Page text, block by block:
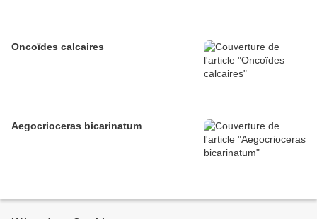
Oncoïdes calcaires
Aegocrioceras bicarinatum